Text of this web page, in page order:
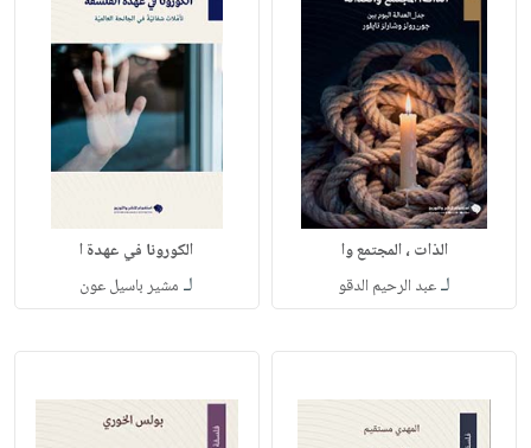
الذات ، المجتمع وا
لـعبد الرحيم الدقو
الكورونا في عهدة ا
لـ مشير باسيل عون